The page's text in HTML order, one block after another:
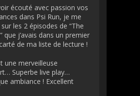
écouté avec passion vos
dans Psi Run, je me
les 2 épisodes de “The
que j’avais dans un premier
de ma liste de lecture !
une merveilleuse
Superbe live play…
ambiance ! Excellent